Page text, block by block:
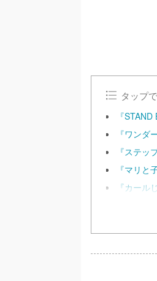
タップ
『
『ワンダ
『ステッ
『マリと
『カール